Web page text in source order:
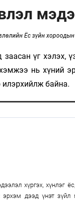
Ёс зүйн
үг хэлэх,
нь хүний
илэрхийлж байна.
хүргэх, хүнлэг
эрхэм дээд үнэт зүйл